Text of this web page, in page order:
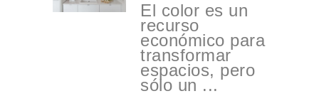
El color es un
recurso
económico para
transformar
espacios, pero
sólo un ...